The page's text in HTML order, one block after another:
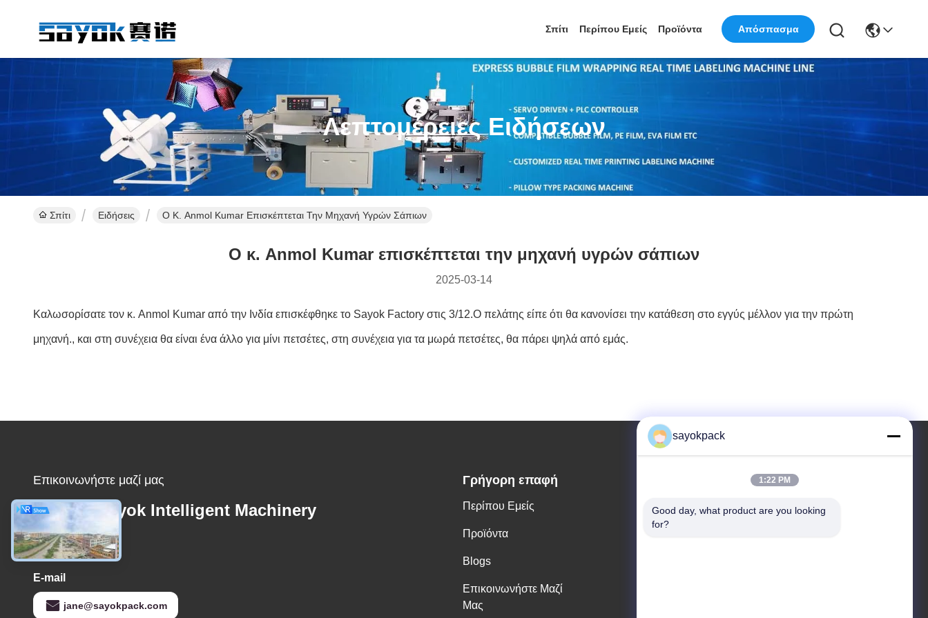
Σπίτι Περίπου Εμείς Προϊόντα Απόσπασμα
Λεπτομέρειες Ειδήσεων
Σπίτι Ειδήσεις Ο Κ. Anmol Kumar Επισκέπτεται Την Μηχανή Υγρών Σάπιων
Ο κ. Anmol Kumar επισκέπτεται την μηχανή υγρών σάπιων
2025-03-14
Καλωσορίσατε τον κ. Anmol Kumar από την Ινδία επισκέφθηκε το Sayok Factory στις 3/12.Ο πελάτης είπε ότι θα κανονίσει την κατάθεση στο εγγύς μέλλον για την πρώτη
μηχανή., και στη συνέχεια θα είναι ένα άλλο για μίνι πετσέτες, στη συνέχεια για τα μωρά πετσέτες, θα πάρει ψηλά από εμάς.
Επικοινωνήστε μαζί μας
Foshan Sayok Intelligent Machinery
Co., Ltd.，
E-mail
jane@sayokpack.com
Γρήγορη επαφή
Περίπου Εμείς
Προϊόντα
Blogs
Επικοινωνήστε Μαζί
Μας
Η διεύθυνσή μας
Διεύθυνση
5ος όροφος, τετράγωνο 4 Νο.3 Δρόμο Xiangtai
sayokpack
1:22 PM
Good day, what product are you looking
for?